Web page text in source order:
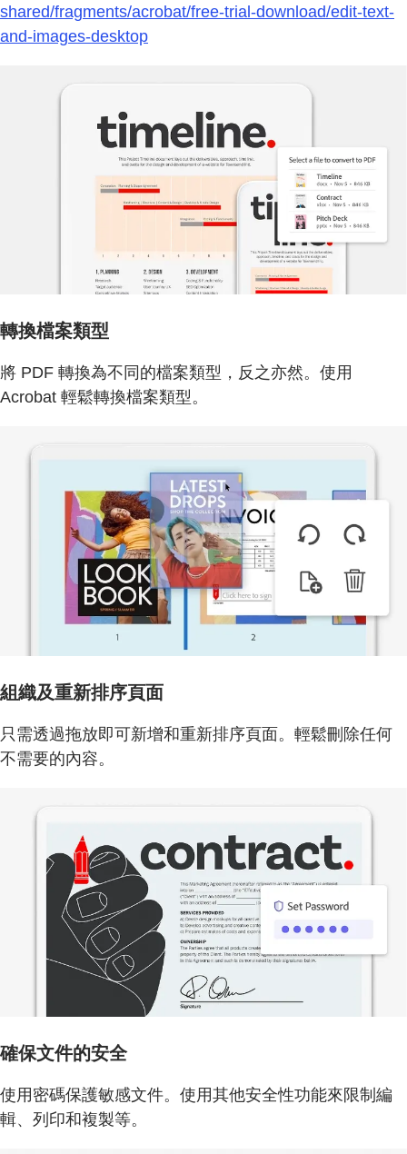
shared/fragments/acrobat/free-trial-download/edit-text-
and-images-desktop
轉換檔案類型
將 PDF 轉換為不同的檔案類型，反之亦然。使用
Acrobat 輕鬆轉換檔案類型。
組織及重新排序頁面
只需透過拖放即可新增和重新排序頁面。輕鬆刪除任何
不需要的內容。
確保文件的安全
使用密碼保護敏感文件。使用其他安全性功能來限制編
輯、列印和複製等。